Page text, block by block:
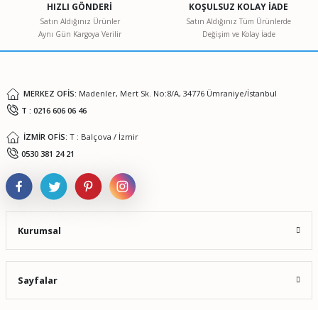
Ürün bilgilerinde hatalar bulunuyor.
Ürün fiyatı diğer sitelerden daha pahalı.
HIZLI GÖNDERİ
Satın Aldığınız Ürünler
Aynı Gün Kargoya Verilir
KOŞULSUZ KOLAY İADE
Satın Aldığınız Tüm Ürünlerde
Değişim ve Kolay İade
MERKEZ OFİS: Madenler, Mert Sk. No:8/A, 34776 Ümraniye/İstanbul
T : 0216 606 06 46
İZMİR OFİS: T : Balçova / İzmir
0530 381 24 21
Kurumsal
Sayfalar